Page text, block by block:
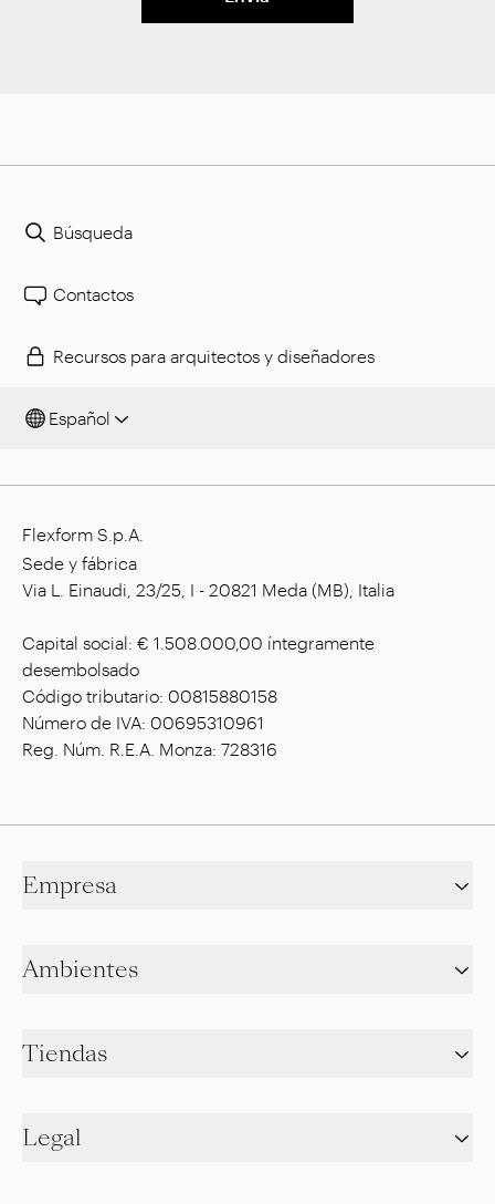
Búsqueda
Contactos
Recursos para arquitectos y diseñadores
Español
Flexform S.p.A.
Sede y fábrica
Via L. Einaudi, 23/25, I - 20821 Meda (MB), Italia
Capital social: € 1.508.000,00 íntegramente
desembolsado
Código tributario: 00815880158
Número de IVA: 00695310961
Reg. Núm. R.E.A. Monza: 728316
Empresa
Ambientes
Tiendas
Legal